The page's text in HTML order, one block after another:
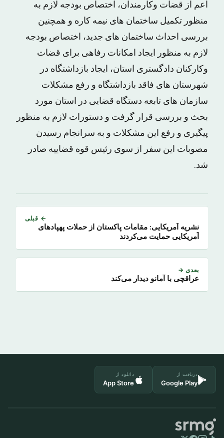
اعم از قضات وکارمندان، اختصاص بودجه لازم به
منظور تکمیل ساختمان های نیمه کاره و همچنین
بررسی احداث ساختمان های جدید، اختصاص بودجه
لازم به منظور ایجاد امکانات رفاهی برای قضات
وکارکنان دادگستری استان، ایجاد بازداشتگاه در
شهرستان های فاقد بازداشتگاه و رفع مشکلات
سازمان های تابعه دستگاه قضایی در استان مورد
بحث و بررسی قرار گرفت و دستورات لازم به منظور
پیگیری و رفع این مشکلات و به سرانجام رسیدن
مصوبات این سفر از سوی رئیس قوه قضاییه صادر
شد.
← قبلی
نشریه آمریکایی: مقامات پاکستان از حملات پهپادهای
آمریکایی حمایت می‌کردند
بعدی →
عراقچی با آمانو دیدار می‌کند
دریافت از
Google Play
دانلود از
App Store